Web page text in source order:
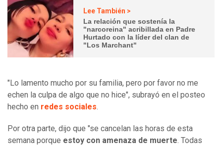
Lee También >
La relación que sostenía la
"narcoreina" acribillada en Padre
Hurtado con la líder del clan de
"Los Marchant"
"Lo lamento mucho por su familia, pero por favor no me
echen la culpa de algo que no hice", subrayó en el posteo
hecho en redes sociales.
Por otra parte, dijo que "se cancelan las horas de esta
semana porque estoy con amenaza de muerte. Todas